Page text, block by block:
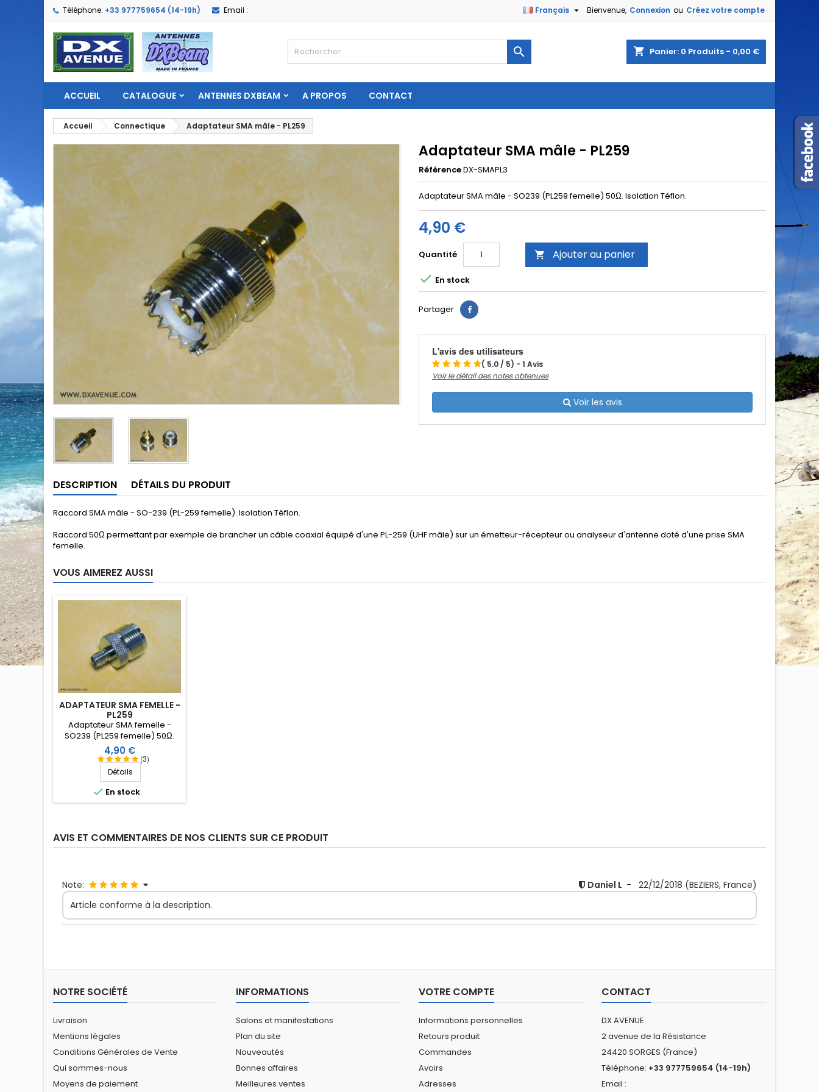
Téléphone: +33 977759654 (14-19h) Email : Bienvenue, Connexion ou Créez votre compte
Français 
shopping_cart Panier: 0 Produits - 0,00 €

ACCUEIL CATALOGUE ANTENNES DXBEAM A PROPOS CONTACT
Accueil Connectique Adaptateur SMA mâle - PL259
Adaptateur SMA mâle - PL259
RéférenceDX-SMAPL3
Adaptateur SMA mâle - SO239 (PL259 femelle) 50Ω. Isolation Téflon.
4,90 €
Quantité  Ajouter au panier
 En stock
Partager
L'avis des utilisateurs
( 5.0 / 5) - 1 Avis
Voir le détail des notes obtenues
Voir les avis
DESCRIPTION DÉTAILS DU PRODUIT
Raccord SMA mâle - SO-239 (PL-259 femelle). Isolation Téflon.
Raccord 50Ω permettant par exemple de brancher un câble coaxial équipé d'une PL-259 (UHF mâle) sur un émetteur-récepteur ou analyseur d'antenne doté d'une prise SMA
femelle.
VOUS AIMEREZ AUSSI
ADAPTATEUR SMA FEMELLE -
PL259
(3)
Adaptateur SMA femelle -
SO239 (PL259 femelle) 50Ω .
Contacts dorés.
Prix
4,90 €
Détails
 En stock
AVIS ET COMMENTAIRES DE NOS CLIENTS SUR CE PRODUIT
Note: Daniel L - 22/12/2018 (BEZIERS, France)
Article conforme à la description.
NOTRE SOCIÉTÉ
Livraison
Mentions légales
Conditions Générales de Vente
Qui sommes-nous
Moyens de paiement
INFORMATIONS
Salons et manifestations
Plan du site
Nouveautés
Bonnes affaires
Meilleures ventes
VOTRE COMPTE
Informations personnelles
Retours produit
Commandes
Avoirs
Adresses
CONTACT
DX AVENUE
2 avenue de la Résistance
24420 SORGES (France)
Téléphone: +33 977759654 (14-19h)
Email :